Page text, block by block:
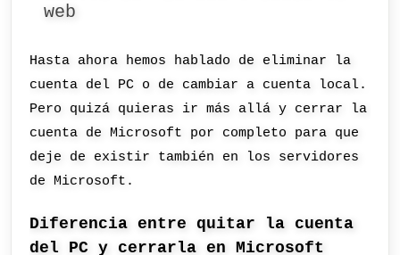
web
Hasta ahora hemos hablado de eliminar la
cuenta del PC o de cambiar a cuenta local.
Pero quizá quieras ir más allá y cerrar la
cuenta de Microsoft por completo para que
deje de existir también en los servidores
de Microsoft.
Diferencia entre quitar la cuenta
del PC y cerrarla en Microsoft